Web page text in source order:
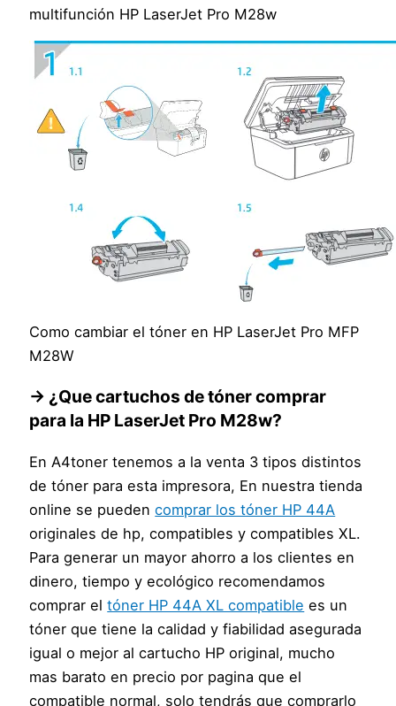
multifunción HP LaserJet Pro M28w
Como cambiar el tóner en HP LaserJet Pro MFP
M28W
→ ¿Que cartuchos de tóner comprar
para la HP LaserJet Pro M28w?
En A4toner tenemos a la venta 3 tipos distintos
de tóner para esta impresora, En nuestra tienda
online se puedencomprar los tóner HP 44A
originales de hp, compatibles y compatibles XL.
Para generar un mayor ahorro a los clientes en
dinero, tiempo y ecológico recomendamos
comprar eltóner HP 44A XL compatible es un
tóner que tiene la calidad y fiabilidad asegurada
igual o mejor al cartucho HP original, mucho
mas barato en precio por pagina que el
compatible normal, solo tendrás que comprarlo